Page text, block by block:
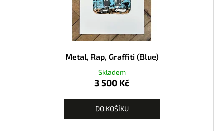
Metal, Rap, Graffiti (Blue)
Skladem
3 500 Kč
DO KOŠÍKU